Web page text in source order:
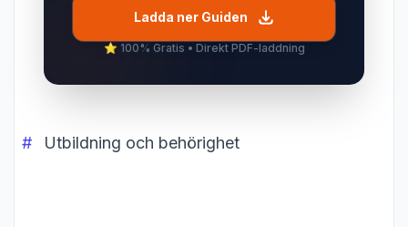
Ladda ner Guiden
⭐️ 100% Gratis • Direkt PDF-laddning
Utbildning och behörighet